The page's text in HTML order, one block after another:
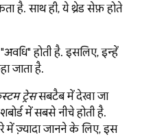
है. साथ ही, ये थ्रेड सेफ़ होते
होती है. इसलिए, इन्हें
जाता है.
ट्रेससबटैब में देखा जा
में सबसे नीचे होती है.
में ज़्यादा जानने के लिए, इस